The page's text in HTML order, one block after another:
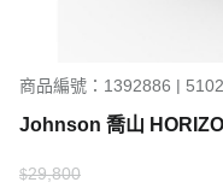
商品編號：1392886 |
Johnson 喬山
$29,800